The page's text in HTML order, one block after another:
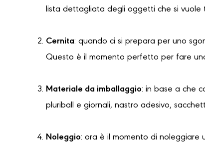
lista dettagliata degli oggetti che si vuole
Cernita: quando ci si prepara per uno
Questo è il momento perfetto per fare
Materiale da imballaggio: in base a che
pluriball e giornali, nastro adesivo,
Noleggio: ora è il momento di noleggiare